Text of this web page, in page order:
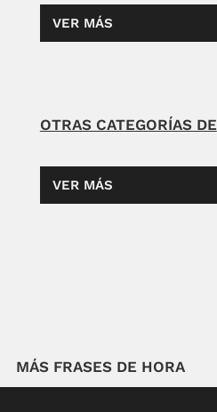
VER MÁS
OTRAS CATEGORÍAS DE
VER MÁS
MÁS FRASES DE HORA